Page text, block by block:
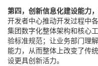
第四，创新信息化建设能力
开发者中心推动开发过程中
集团数字化整体架构和核心
验标准规范；让业务部门理
能力，从而整体上改变了传
设更具创新活力。